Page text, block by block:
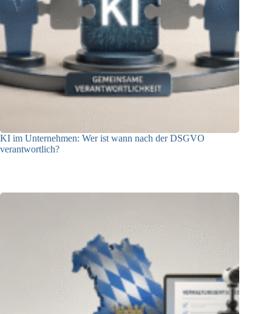
KI im Unternehmen: Wer ist wann nach der DSGVO
verantwortlich?